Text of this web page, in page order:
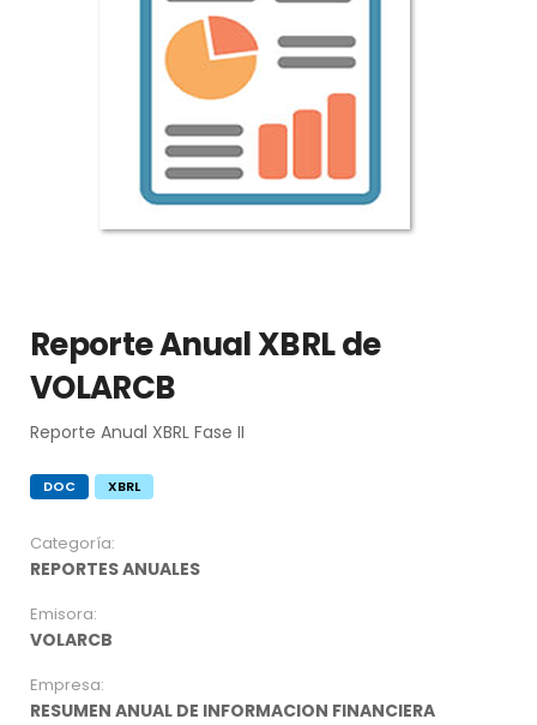
Reporte Anual XBRL de
VOLARCB
Reporte Anual XBRL Fase II
DOC XBRL
Categoría:
REPORTES ANUALES
Emisora:
VOLARCB
Empresa:
RESUMEN ANUAL DE INFORMACION FINANCIERA